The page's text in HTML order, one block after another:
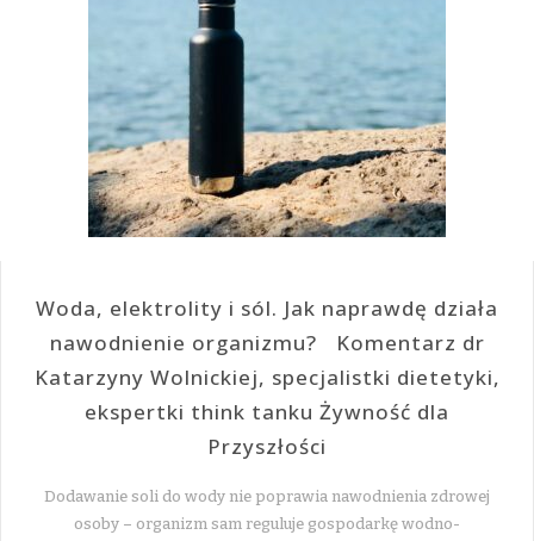
Woda, elektrolity i sól. Jak naprawdę działa
nawodnienie organizmu? Komentarz dr
Katarzyny Wolnickiej, specjalistki dietetyki,
ekspertki think tanku Żywność dla
Przyszłości
Dodawanie soli do wody nie poprawia nawodnienia zdrowej
osoby – organizm sam reguluje gospodarkę wodno-